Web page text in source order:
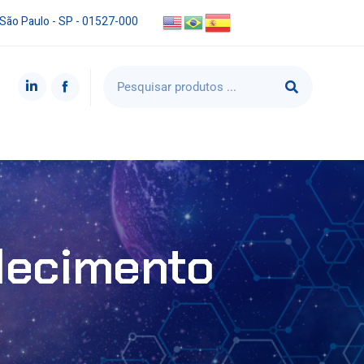
Paulo - SP - 01527-000